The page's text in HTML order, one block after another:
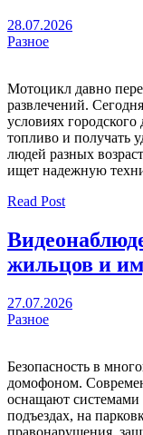
28.07.2026
Разное
Мотоцикл давно
развлечений.
условиях
топливо и получать
людей разных
ищет надежную
Read Post
жильцов и
27.07.2026
Разное
Безопасность в
домофоном.
оснащают системами
подъездах, на
правонарушения,